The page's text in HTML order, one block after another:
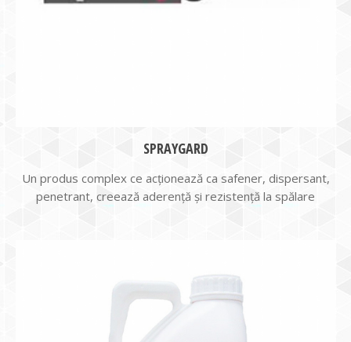
SPRAYGARD
Un produs complex ce acţionează ca safener, dispersant,
penetrant, creează aderenţă şi rezistenţă la spălare